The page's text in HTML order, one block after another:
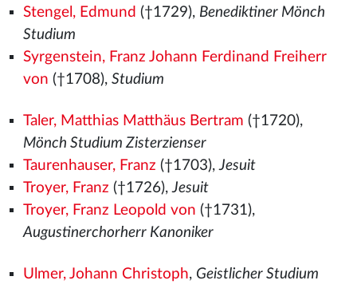
Stengel, Edmund (†1729), Benediktiner Mönch
Studium
Syrgenstein, Franz Johann Ferdinand Freiherr
von (†1708), Studium
Taler, Matthias Matthäus Bertram (†1720),
Mönch Studium Zisterzienser
Taurenhauser, Franz (†1703),Jesuit
Troyer, Franz (†1726),Jesuit
Troyer, Franz Leopold von (†1731),
Augustinerchorherr Kanoniker
Ulmer, Johann Christoph, Geistlicher Studium